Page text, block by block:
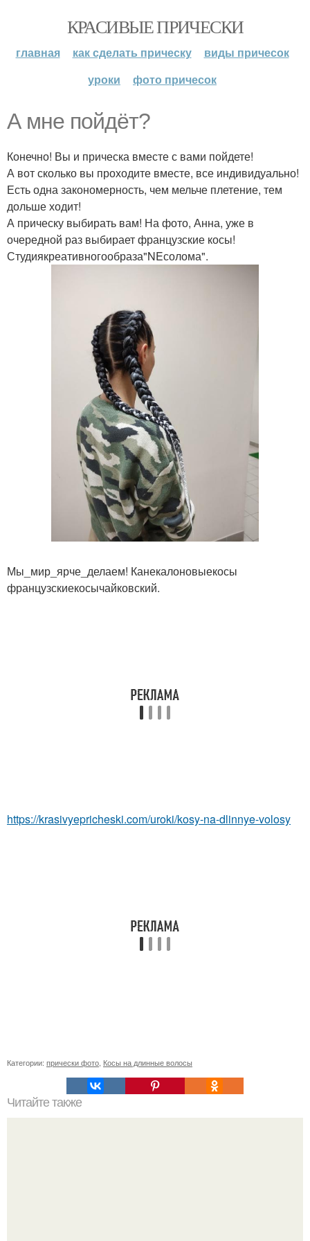
КРАСИВЫЕ ПРИЧЕСКИ
главная как сделать прическу
виды причесок
уроки
фото причесок
А мне пойдёт?
Конечно! Вы и прическа вместе с вами пойдете!
А вот сколько вы проходите вместе, все индивидуально!
Есть одна закономерность, чем мельче плетение, тем
дольше ходит!
А прическу выбирать вам! На фото, Анна, уже в
очередной раз выбирает французские косы!
Студиякреативногообраза"NEсолома".
Мы_мир_ярче_делаем! Канекалоновыекосы
французскиекосычайковский.
https://krasivyepricheski.com/uroki/kosy-na-dlinnye-volosy
Категории: прически фото Косы на длинные волосы
Читайте также